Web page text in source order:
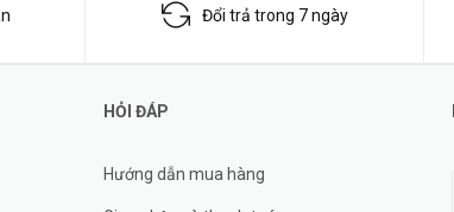
Đổi trả trong 7 ngày
HỎI ĐÁP
Hướng dẫn mua hàng